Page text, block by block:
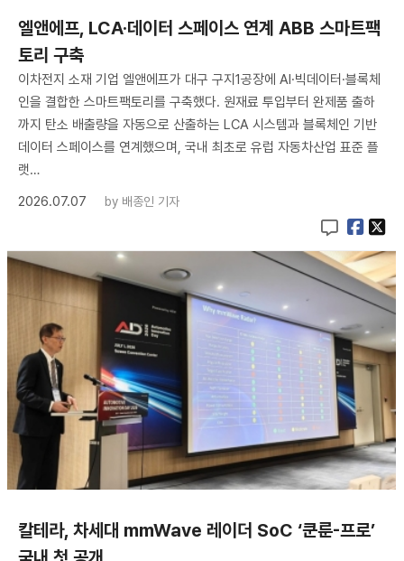
엘앤에프, LCA·데이터 스페이스 연계 ABB 스마트팩
토리 구축
이차전지 소재 기업 엘앤에프가 대구 구지1공장에 AI·빅데이터·블록체
인을 결합한 스마트팩토리를 구축했다. 원재료 투입부터 완제품 출하
까지 탄소 배출량을 자동으로 산출하는 LCA 시스템과 블록체인 기반
데이터 스페이스를 연계했으며, 국내 최초로 유럽 자동차산업 표준 플
랫…
2026.07.07
by 배종인 기자
칼테라, 차세대 mmWave 레이더 SoC ‘쿤룬-프로’